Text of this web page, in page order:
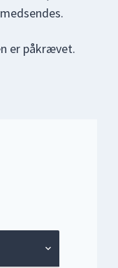
er påkrævet.